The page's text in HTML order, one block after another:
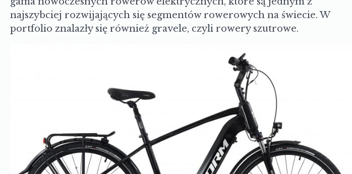
gama nowoczesnych rowerów elektrycznych, które są jednym z
najszybciej rozwijających się segmentów rowerowych na świecie. W
portfolio znalazły się również gravele, czyli rowery szutrowe.